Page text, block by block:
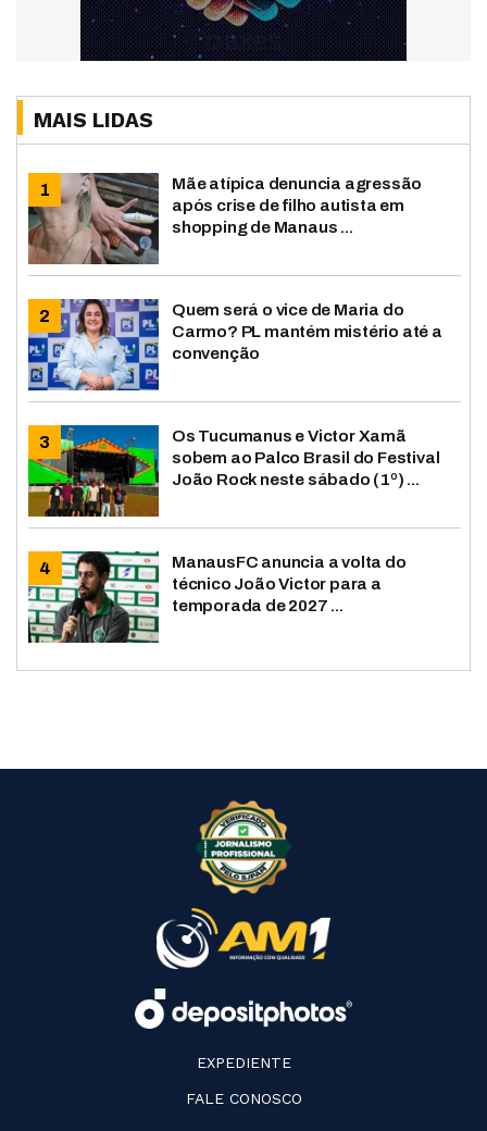
MAIS LIDAS
Mãe atípica denuncia agressão
após crise de filho autista em
shopping de Manaus ...
Quem será o vice de Maria do
Carmo? PL mantém mistério até a
convenção
Os Tucumanus e Victor Xamã
sobem ao Palco Brasil do Festival
João Rock neste sábado (1º) ...
ManausFC anuncia a volta do
técnico João Victor para a
temporada de 2027 ...
EXPEDIENTE
FALE CONOSCO